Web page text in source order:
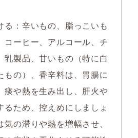
る：辛いもの、脂っこいも
コーヒー、アルコール、チ
乳製品、甘いもの（特に白
もの）、香辛料は、胃腸に
痰や熱を生み出し、肝火や
るため、控えめにしましょ
気の滞りや熱を増幅させ、